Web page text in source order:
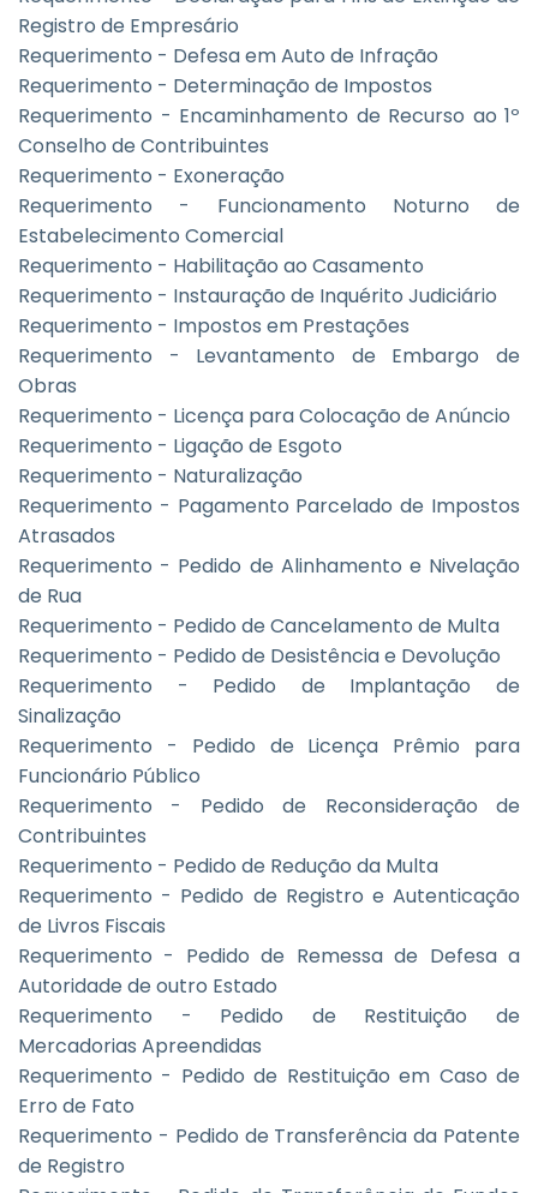
Registro de Empresário
Requerimento - Defesa em Auto de Infração
Requerimento - Determinação de Impostos
Requerimento - Encaminhamento de Recurso ao 1º
Conselho de Contribuintes
Requerimento - Exoneração
Requerimento - Funcionamento Noturno de
Estabelecimento Comercial
Requerimento - Habilitação ao Casamento
Requerimento - Instauração de Inquérito Judiciário
Requerimento - Impostos em Prestações
Requerimento - Levantamento de Embargo de
Obras
Requerimento - Licença para Colocação de Anúncio
Requerimento - Ligação de Esgoto
Requerimento - Naturalização
Requerimento - Pagamento Parcelado de Impostos
Atrasados
Requerimento - Pedido de Alinhamento e Nivelação
de Rua
Requerimento - Pedido de Cancelamento de Multa
Requerimento - Pedido de Desistência e Devolução
Requerimento - Pedido de Implantação de
Sinalização
Requerimento - Pedido de Licença Prêmio para
Funcionário Público
Requerimento - Pedido de Reconsideração de
Contribuintes
Requerimento - Pedido de Redução da Multa
Requerimento - Pedido de Registro e Autenticação
de Livros Fiscais
Requerimento - Pedido de Remessa de Defesa a
Autoridade de outro Estado
Requerimento - Pedido de Restituição de
Mercadorias Apreendidas
Requerimento - Pedido de Restituição em Caso de
Erro de Fato
Requerimento - Pedido de Transferência da Patente
de Registro